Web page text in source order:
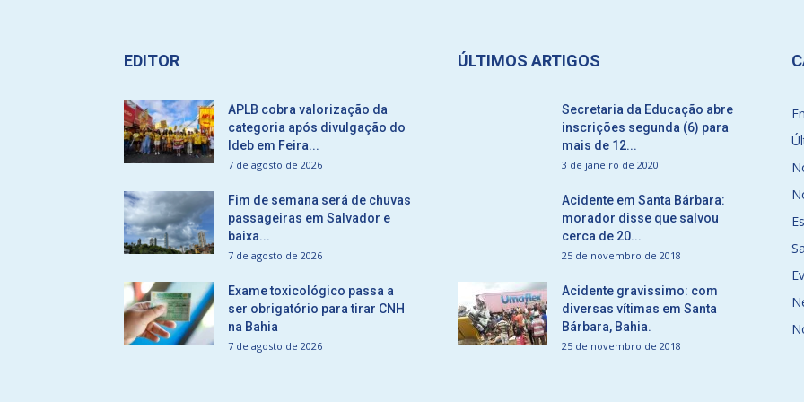
EDITOR
APLB cobra valorização da
categoria após divulgação do
Ideb em Feira...
7 de agosto de 2026
Fim de semana será de chuvas
passageiras em Salvador e
baixa...
7 de agosto de 2026
Exame toxicológico passa a
ser obrigatório para tirar CNH
na Bahia
7 de agosto de 2026
ÚLTIMOS ARTIGOS
Secretaria da Educação abre
inscrições segunda (6) para
mais de 12...
3 de janeiro de 2020
Acidente em Santa Bárbara:
morador disse que salvou
cerca de 20...
25 de novembro de 2018
Acidente gravissimo: com
diversas vítimas em Santa
Bárbara, Bahia.
25 de novembro de 2018